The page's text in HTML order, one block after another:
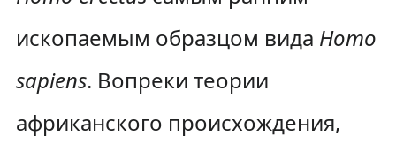
ископаемым образцом вида Homo
sapiens. Вопреки теории
африканского происхождения,